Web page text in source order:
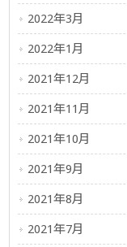
2022年3月
2022年1月
2021年12月
2021年11月
2021年10月
2021年9月
2021年8月
2021年7月